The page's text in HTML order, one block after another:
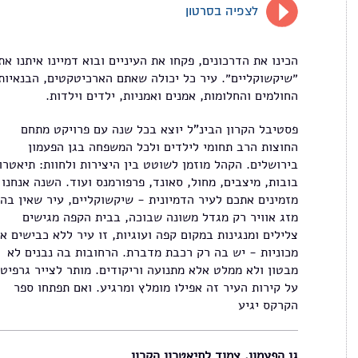
לצפיה בסרטון
הכינו את הדרכונים, פקחו את העיניים ובוא דמיינו איתנו
״שיקשוקליים״. עיר כל יכולה שאתם הארכיטקטים,
החולמים והחלומות, אמנים ואמניות, ילדים וילדות.
פסטיבל הקרון הבינ"ל יוצא בכל שנה עם פרויקט מתחם
החוצות הרב תחומי לילדים ולכל המשפחה בגן הפעמון
בירושלים. הקהל מוזמן לשוטט בין היצירות ולחוות:
בובות, מיצבים, מחול, סאונד, פרפורמנס ועוד. השנה אנחנו
מזמינים אתכם לעיר הדמיונית - שיקשוקליים, עיר שאין בה
מזג אוויר רק מגדל משונה שבוכה, בבית הקפה מגישים
צלילים ומנגינות במקום קפה ועוגיות, זו עיר ללא כבישים
מכוניות - יש בה רק רכבת מדברת. הרחובות בה נבנים לא
מבטון ולא ממלט אלא מתנועה וריקודים. מותר לצייר
על קירות העיר זה אפילו מומלץ ומרגיע. ואם תפתחו ספר
הקרקס יגיע